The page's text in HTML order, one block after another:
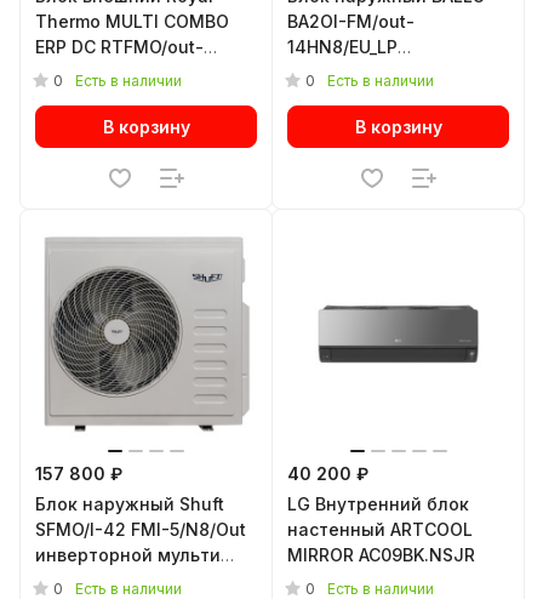
Thermo MULTI COMBO
ERP DC RTFMO/out-
21HN8 инверторной
0 Есть в наличии
В корзину
BA2OI-FM/out-
14HN8/EU_LP
инверторной мульти
0 Есть в наличии
В корзину
157 800 ₽
Блок наружный Shuft
SFMO/I-42 FMI-5/N8/Out
инверторной мульти
сплит-системы
0 Есть в наличии
40 200 ₽
LG Внутренний блок
настенный ARTCOOL
MIRROR AC09BK.NSJR
0 Есть в наличии